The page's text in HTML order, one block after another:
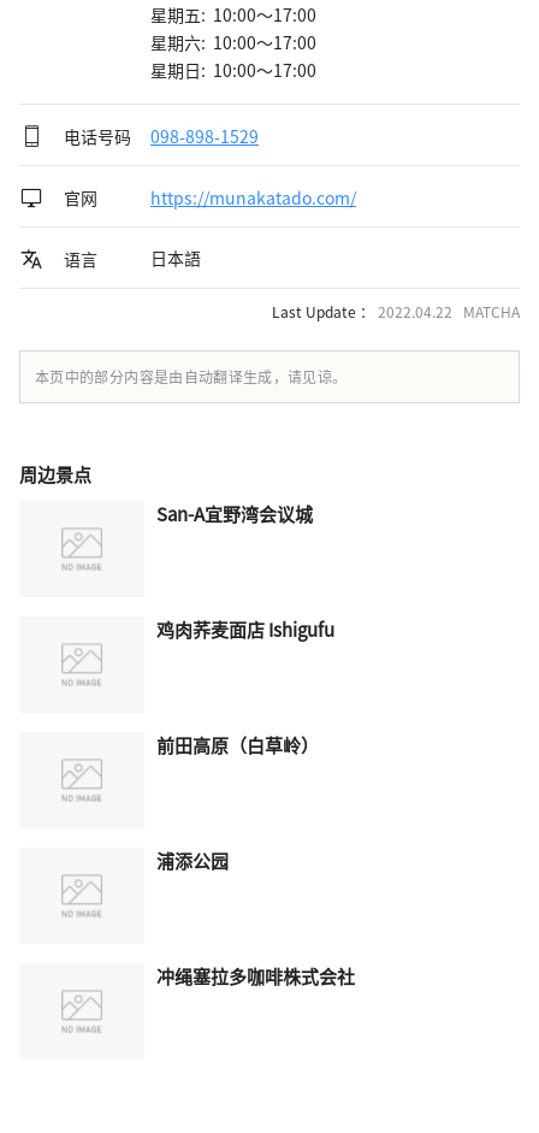
星期五: 10:00～17:00
星期六: 10:00～17:00
星期日: 10:00～17:00
电话号码 098-898-1529
官网 https://munakatado.com/
语言 日本語
Last Update ： 2022.04.22 MATCHA
本页中的部分内容是由自动翻译生成，请见谅。
周边景点
San-A宜野湾会议城
鸡肉荞麦面店 Ishigufu
前田高原（白草岭）
浦添公园
冲绳塞拉多咖啡株式会社